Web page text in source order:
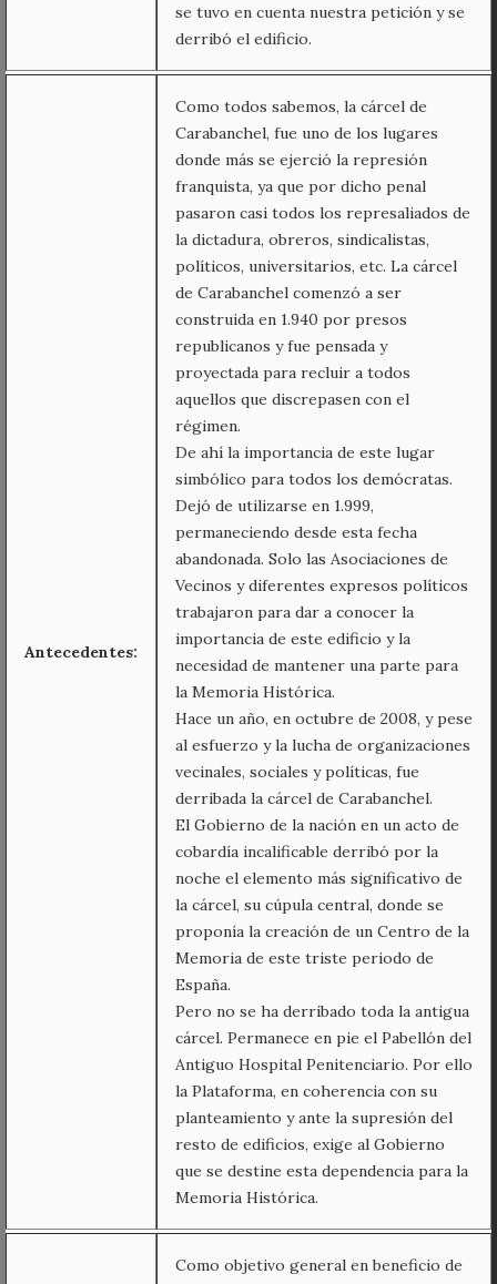
se tuvo en cuenta nuestra petición y se
derribó el edificio.
Antecedentes:
Como todos sabemos, la cárcel de
Carabanchel, fue uno de los lugares
donde más se ejerció la represión
franquista, ya que por dicho penal
pasaron casi todos los represaliados de
la dictadura, obreros, sindicalistas,
políticos, universitarios, etc. La cárcel
de Carabanchel comenzó a ser
construida en 1.940 por presos
republicanos y fue pensada y
proyectada para recluir a todos
aquellos que discrepasen con el
régimen.
De ahí la importancia de este lugar
simbólico para todos los demócratas.
Dejó de utilizarse en 1.999,
permaneciendo desde esta fecha
abandonada. Solo las Asociaciones de
Vecinos y diferentes expresos políticos
trabajaron para dar a conocer la
importancia de este edificio y la
necesidad de mantener una parte para
la Memoria Histórica.
Hace un año, en octubre de 2008, y pese
al esfuerzo y la lucha de organizaciones
vecinales, sociales y políticas, fue
derribada la cárcel de Carabanchel.
El Gobierno de la nación en un acto de
cobardía incalificable derribó por la
noche el elemento más significativo de
la cárcel, su cúpula central, donde se
proponía la creación de un Centro de la
Memoria de este triste periodo de
España.
Pero no se ha derribado toda la antigua
cárcel. Permanece en pie el Pabellón del
Antiguo Hospital Penitenciario. Por ello
la Plataforma, en coherencia con su
planteamiento y ante la supresión del
resto de edificios, exige al Gobierno
que se destine esta dependencia para la
Memoria Histórica.
Como objetivo general en beneficio de